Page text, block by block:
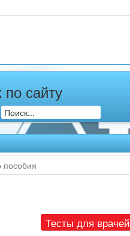
по сайту
пособия
Тесты для врачей